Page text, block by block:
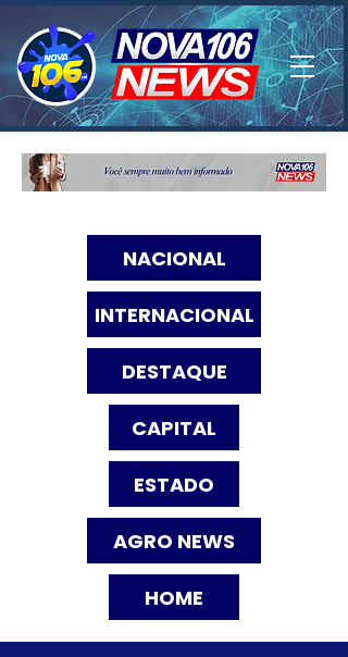
NACIONAL
INTERNACIONAL
DESTAQUE
CAPITAL
ESTADO
AGRO NEWS
HOME